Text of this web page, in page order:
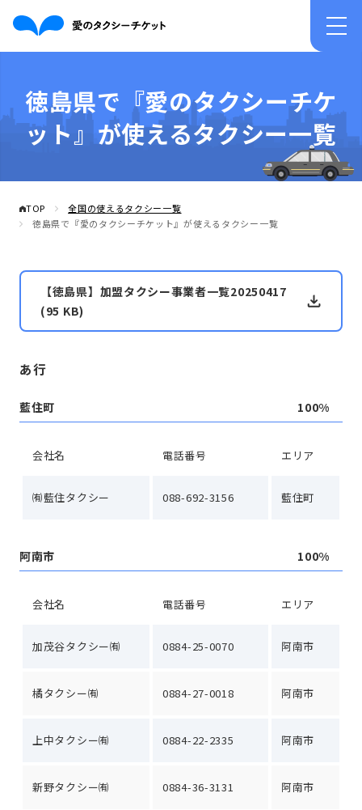
徳島県で『愛のタクシーチケ
ット』が使えるタクシー一覧
TOP
全国の使えるタクシー一覧
徳島県で『愛のタクシーチケット』が使えるタクシー一覧
【徳島県】加盟タクシー事業者一覧20250417
(95 KB)
あ行
藍住町 100%
会社名 電話番号 エリア
㈲藍住タクシー 088-692-3156 藍住町
阿南市 100%
会社名 電話番号 エリア
加茂谷タクシー㈲ 0884-25-0070 阿南市
橘タクシー㈲ 0884-27-0018 阿南市
上中タクシー㈲ 0884-22-2335 阿南市
新野タクシー㈲ 0884-36-3131 阿南市